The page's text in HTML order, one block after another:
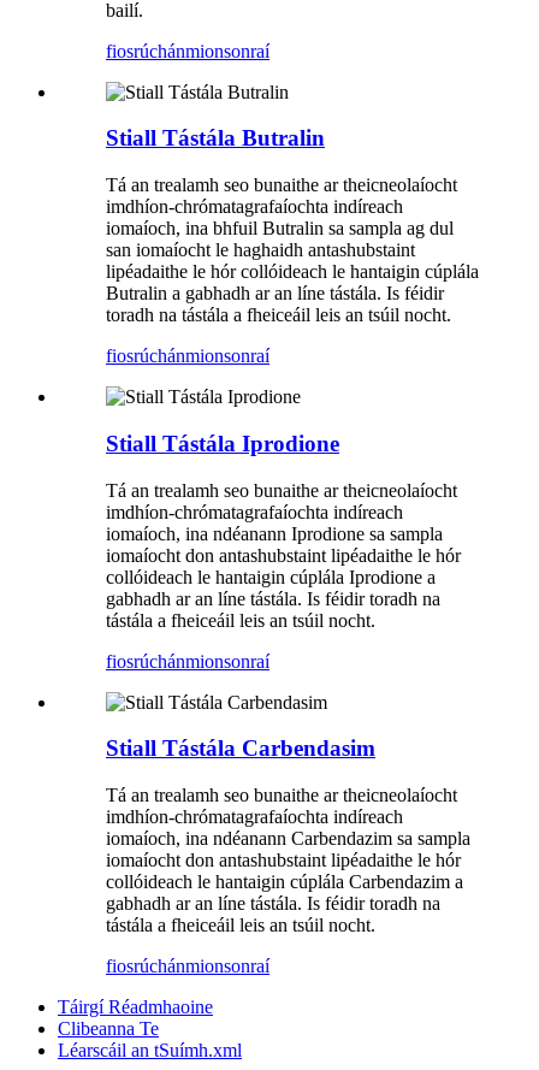
bailí.
fiosrúchánmionsonraí
Stiall Tástála Butralin
Tá an trealamh seo bunaithe ar theicneolaíocht
imdhíon-chrómatagrafaíochta indíreach
iomaíoch, ina bhfuil Butralin sa sampla ag dul
san iomaíocht le haghaidh antashubstaint
lipéadaithe le hór collóideach le hantaigin cúplála
Butralin a gabhadh ar an líne tástála. Is féidir
toradh na tástála a fheiceáil leis an tsúil nocht.
fiosrúchánmionsonraí
Stiall Tástála Iprodione
Tá an trealamh seo bunaithe ar theicneolaíocht
imdhíon-chrómatagrafaíochta indíreach
iomaíoch, ina ndéanann Iprodione sa sampla
iomaíocht don antashubstaint lipéadaithe le hór
collóideach le hantaigin cúplála Iprodione a
gabhadh ar an líne tástála. Is féidir toradh na
tástála a fheiceáil leis an tsúil nocht.
fiosrúchánmionsonraí
Stiall Tástála Carbendasim
Tá an trealamh seo bunaithe ar theicneolaíocht
imdhíon-chrómatagrafaíochta indíreach
iomaíoch, ina ndéanann Carbendazim sa sampla
iomaíocht don antashubstaint lipéadaithe le hór
collóideach le hantaigin cúplála Carbendazim a
gabhadh ar an líne tástála. Is féidir toradh na
tástála a fheiceáil leis an tsúil nocht.
fiosrúchánmionsonraí
Táirgí Réadmhaoine
Clibeanna Te
Léarscáil an tSuímh.xml